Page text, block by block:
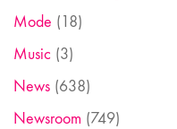
Mode (18)
Music (3)
News (638)
Newsroom (749)